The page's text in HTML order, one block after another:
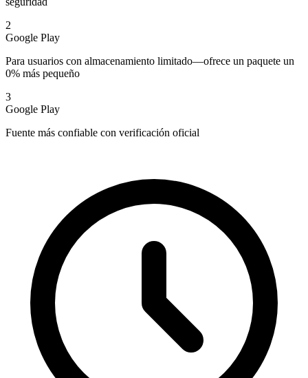
2
Google Play
Para usuarios con almacenamiento limitado—ofrece un paquete un
0% más pequeño
3
Google Play
Fuente más confiable con verificación oficial